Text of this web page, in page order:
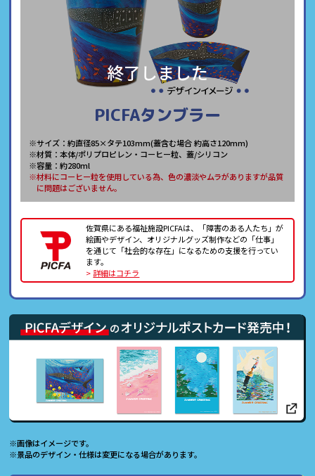
終了しました
PICFAタンブラー
※サイズ：約直径85×タテ103mm(蓋含む場合 約高さ120mm)
※材質：本体/ポリプロピレン・コーヒー粒、蓋/シリコン
※容量：約280ml
※材料にコーヒー粒を使用している為、色の濃淡やムラがありますが品質
に問題はございません。
佐賀県にある福祉施設PICFAは、「障害のある人たち」が
絵画やデザイン、オリジナルグッズ制作などの「仕事」
を通じて「社会的な存在」になるための支援を行ってい
ます。
> 詳細はコチラ
※画像はイメージです。
※景品のデザイン・仕様は変更になる場合があります。